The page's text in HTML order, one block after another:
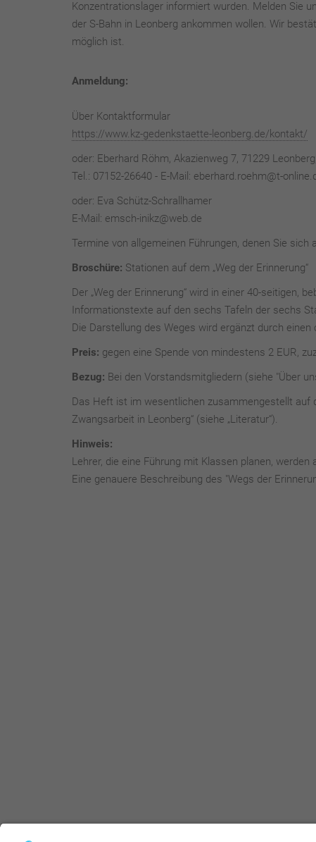
Konzentrationslager informiert wurden. Melden Sie
der S-Bahn in Leonberg ankommen wollen. Wir
möglich ist.
Anmeldung:
Über Kontaktformular
https://www.kz-gedenkstaette-leonberg.de/kontakt/
oder: Eberhard Röhm, Akazienweg 7, 71229 Leonberg,
Tel.: 07152-26640 - E-Mail: eberhard.roehm@t-
oder: Eva Schütz-Schrallhamer
E-Mail: emsch-inikz@web.de
Termine von allgemeinen Führungen, denen Sie
Broschüre: Stationen auf dem „Weg der Erinnerung“
Der „Weg der Erinnerung“ wird in einer 40-seitigen,
Informationstexte auf den sechs Tafeln der sechs
Die Darstellung des Weges wird ergänzt durch einen
Preis: gegen eine Spende von mindestens 2 EUR,
Bezug: Bei den Vorstandsmitgliedern (siehe "Über
Das Heft ist im wesentlichen zusammengestellt auf
Zwangsarbeit in Leonberg“ (siehe „Literatur“).
Hinweis:
Lehrer, die eine Führung mit Klassen planen,
Eine genauere Beschreibung des "Wegs der